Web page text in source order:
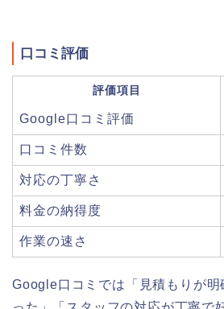
口コミ評価
評価項目
Google口コミ評価
口コミ件数
対応の丁寧さ
料金の納得度
作業の速さ
Google口コミでは「見積もりが